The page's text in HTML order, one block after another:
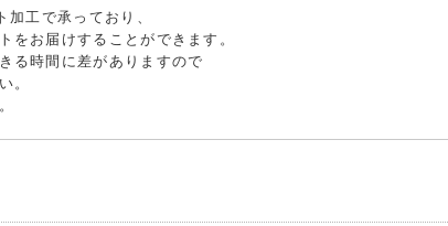
工で承っており、
をお届けすることができます。
る時間に差がありますので
。